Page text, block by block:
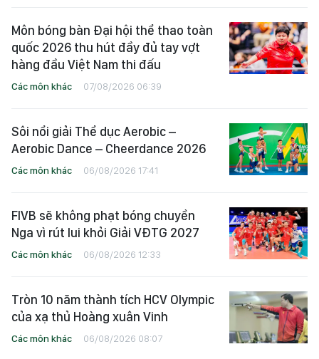
Môn bóng bàn Đại hội thể thao toàn
quốc 2026 thu hút đầy đủ tay vợt
hàng đầu Việt Nam thi đấu
Các môn khác 07/08/2026 06:39
Sôi nổi giải Thể dục Aerobic –
Aerobic Dance – Cheerdance 2026
Các môn khác 06/08/2026 17:41
FIVB sẽ không phạt bóng chuyền
Nga vì rút lui khỏi Giải VĐTG 2027
Các môn khác 06/08/2026 12:33
Tròn 10 năm thành tích HCV Olympic
của xạ thủ Hoàng xuân Vinh
Các môn khác 06/08/2026 08:07